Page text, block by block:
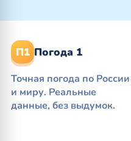
П1 Погода 1
Точная погода по России
и миру. Реальные
данные, без выдумок.